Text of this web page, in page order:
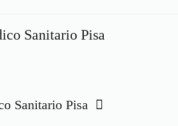
Sanitario Pisa
Sanitario Pisa